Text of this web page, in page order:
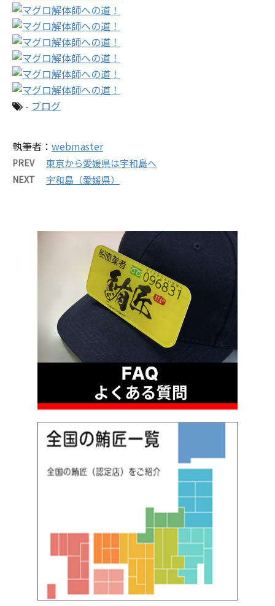
- ブログ
執筆者： webmaster
PREV 東京から愛媛県は宇和島へ
NEXT 宇和島（愛媛県）